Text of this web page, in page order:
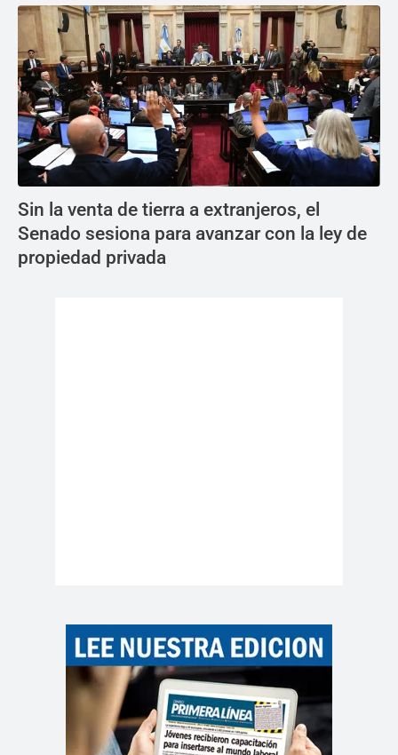
Sin la venta de tierra a extranjeros, el
Senado sesiona para avanzar con la ley de
propiedad privada